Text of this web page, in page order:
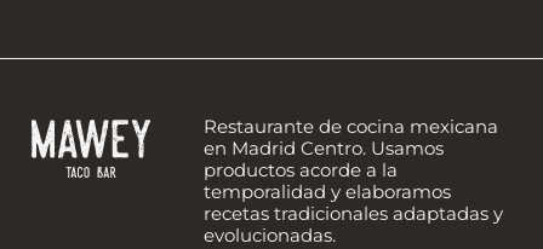
Restaurante de cocina mexicana
en Madrid Centro. Usamos
productos acorde a la
temporalidad y elaboramos
recetas tradicionales adaptadas y
evolucionadas.